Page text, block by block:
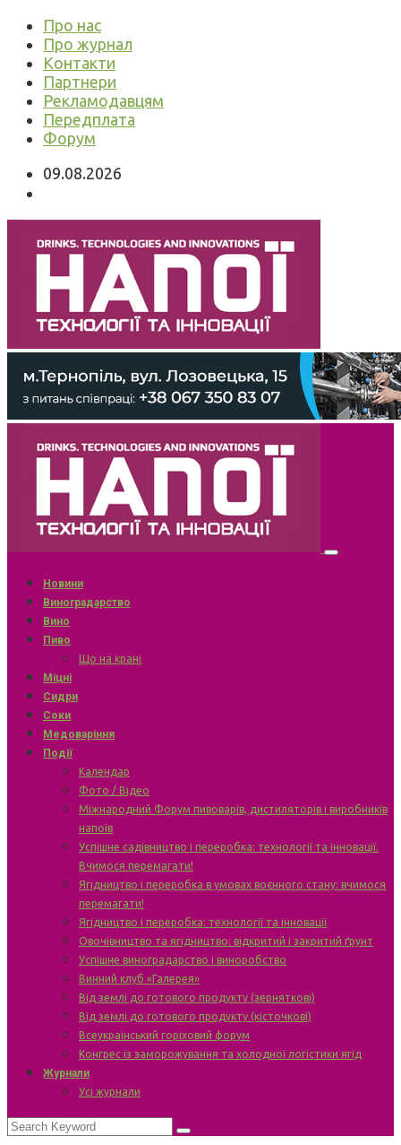
Про нас
Про журнал
Контакти
Партнери
Рекламодавцям
Передплата
Форум
09.08.2026
Новини
Виноградарство
Вино
Пиво
Що на крані
Міцні
Сидри
Соки
Медоваріння
Події
Календар
Фото / Відео
Міжнародний Форум пивоварів, дистиляторів і виробників
напоїв
Успішне садівництво і переробка: технології та інновації.
Вчимося перемагати!
Ягідництво і переробка в умовах воєнного стану: вчимося
перемагати!
Ягідництво і переробка: технології та інновації
Овочівництво та ягідництво: відкритий і закритий ґрунт
Успішне виноградарство і виноробство
Винний клуб «Галерея»
Від землі до готового продукту (зерняткові)
Від землі до готового продукту (кісточкові)
Всеукраїнський горіховий форум
Конгрес із заморожування та холодної логістики ягід
Журнали
Усі журнали